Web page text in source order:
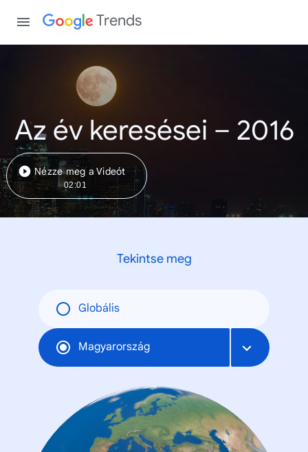
Trends
Az év keresései – 2016
Nézze meg a Videót
02:01
Tekintse meg
Globális
Magyarország